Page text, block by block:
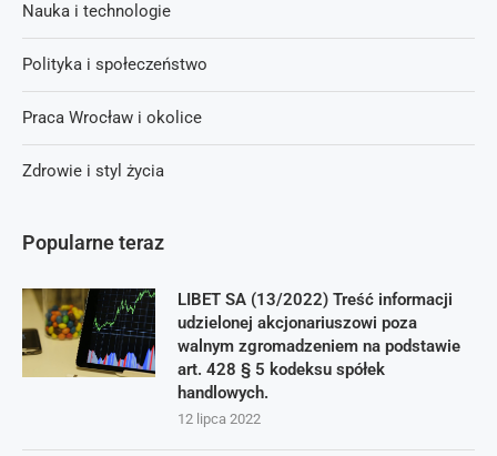
Popularne teraz
LIBET SA (13/2022) Treść informacji
udzielonej akcjonariuszowi poza
walnym zgromadzeniem na podstawie
art. 428 § 5 kodeksu spółek
handlowych.
12 lipca 2022
Nauka i technologie
Polityka i społeczeństwo
Praca Wrocław i okolice
Zdrowie i styl życia